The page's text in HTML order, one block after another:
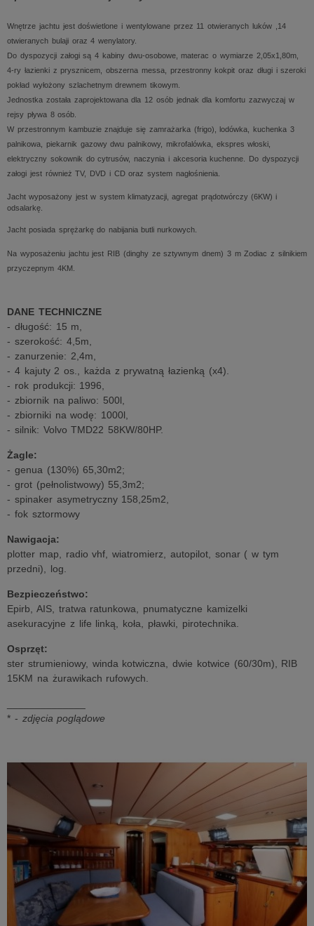
Wnętrze jachtu jest doświetlone i wentylowane przez 11 otwieranych luków ,14
otwieranych bulaji oraz 4 wenylatory.
Do dyspozycji załogi są 4 kabiny dwu-osobowe, materac o wymiarze 2,05x1,80m,
4-ry łazienki z prysznicem, obszerna messa, przestronny kokpit oraz długi i szeroki
pokład wyłożony szlachetnym drewnem tikowym.
Jednostka została zaprojektowana dla 12 osób jednak dla komfortu zazwyczaj w
rejsy pływa 8 osób.
W przestronnym kambuzie znajduje się zamrażarka (frigo), lodówka, kuchenka 3
palnikowa, piekarnik gazowy dwu palnikowy, mikrofalówka, ekspres włoski,
elektryczny sokownik do cytrusów, naczynia i akcesoria kuchenne. Do dyspozycji
załogi jest również TV, DVD i CD oraz system nagłośnienia.
Jacht wyposażony jest w system klimatyzacji, agregat prądotwórczy (6KW) i
odsalarkę.
Jacht posiada sprężarkę do nabijania butli nurkowych.
Na wyposażeniu jachtu jest RIB (dinghy ze sztywnym dnem) 3 m Zodiac z silnikiem
przyczepnym 4KM.
DANE TECHNICZNE
- długość: 15 m,
- szerokość: 4,5m,
- zanurzenie: 2,4m,
- 4 kajuty 2 os., każda z prywatną łazienką (x4).
- rok produkcji: 1996,
- zbiornik na paliwo: 500l,
- zbiorniki na wodę: 1000l,
- silnik: Volvo TMD22 58KW/80HP.
Żagle:
- genua (130%) 65,30m2;
- grot (pełnolistwowy) 55,3m2;
- spinaker asymetryczny 158,25m2,
- fok sztormowy
Nawigacja:
plotter map, radio vhf, wiatromierz, autopilot, sonar ( w tym
przedni), log.
Bezpieczeństwo:
Epirb, AIS, tratwa ratunkowa, pnumatyczne kamizelki
asekuracyjne z life linką, koła, pławki, pirotechnika.
Osprzęt:
ster strumieniowy, winda kotwiczna, dwie kotwice (60/30m), RIB
15KM na żurawikach rufowych.
* - zdjęcia poglądowe